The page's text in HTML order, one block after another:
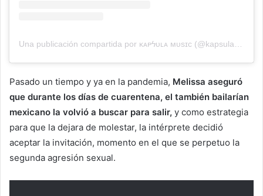
Pasado un tiempo y ya en la pandemia, Melissa aseguró
que durante los días de cuarentena, el también bailarían
mexicano la volvió a buscar para salir, y como estrategia
para que la dejara de molestar, la intérprete decidió
aceptar la invitación, momento en el que se perpetuo la
segunda agresión sexual.